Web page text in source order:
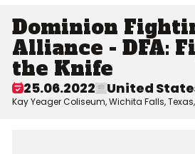
Dominion
Alliance - DFA:
the Knife
25.06.2022 United
Kay Yeager Coliseum, Wichita Falls,